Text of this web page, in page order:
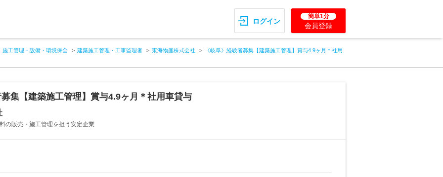
ログイン
簡単1分
会員登録
施工管理・設備・環境保全 建築施工管理・工事監理者 東海物産株式会社 《岐阜》経験者募集【建築施工管理】賞与4.9ヶ月＊社用
集【建築施工管理】賞与4.9ヶ月＊社用車貸与
の販売・施工管理を担う安定企業